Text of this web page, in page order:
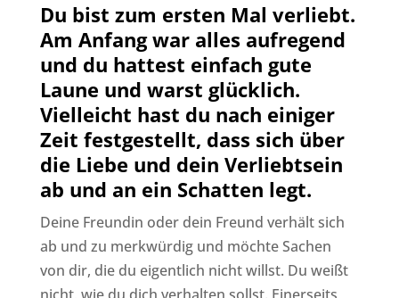
Du bist zum ersten Mal verliebt.
Am Anfang war alles aufregend
und du hattest einfach gute
Laune und warst glücklich.
Vielleicht hast du nach einiger
Zeit festgestellt, dass sich über
die Liebe und dein Verliebtsein
ab und an ein Schatten legt.
Deine Freundin oder dein Freund verhält sich
ab und zu merkwürdig und möchte Sachen
von dir, die du eigentlich nicht willst. Du weißt